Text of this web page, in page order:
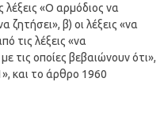
λέξεις «Ο αρμόδιος να
ζητήσει», β) οι λέξεις «να
τις λέξεις «να
τις οποίες βεβαιώνουν ότι»,
και το άρθρο 1960